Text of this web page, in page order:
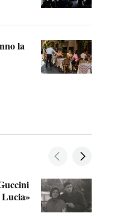
la
Lucia»